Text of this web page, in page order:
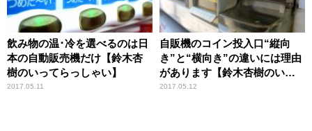
飲み物の温･冷を選べるのは日
本の自動販売機だけ【鈴木杏
樹のいってらっしゃい】
2017.05.11
自販機のコイン投入口“縦向
き”と“横向き”の違いには理由
があります【鈴木杏樹のいっ
てらっしゃい】
2017.05.12